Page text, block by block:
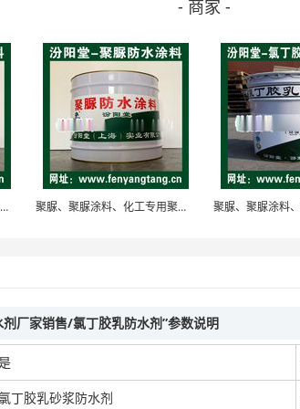
- 商家 -
聚脲、聚脲涂料、化纤专用聚脲防水防腐防护涂料 聚脲、聚脲涂料、化工专用聚脲防水防腐防护涂料
厂家销售/氯丁胶乳防水剂”参数说明
丁胶乳砂浆防水剂